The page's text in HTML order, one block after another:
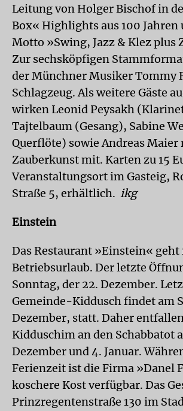
Leitung von Holger Bischof in
Box« Highlights aus 100 Jahren
Motto »Swing, Jazz & Klez plus
Zur sechsköpfigen
der Münchner Musiker Tommy
Schlagzeug. Als weitere Gäste
wirken Leonid Peysakh
Tajtelbaum (Gesang), Sabine
Querflöte) sowie Andreas
Zauberkunst mit. Karten zu 15
Veranstaltungsort im Gasteig,
Straße 5, erhältlich. ikg
Einstein
Das Restaurant »Einstein« geht
Betriebsurlaub. Der letzte
Sonntag, der 22. Dezember.
Gemeinde-Kiddusch findet am
Dezember, statt. Daher
Kidduschim an den Schabbatot
Dezember und 4. Januar.
Ferienzeit ist die Firma »Danel
koschere Kost verfügbar. Das
Prinzregentenstraße 130 im